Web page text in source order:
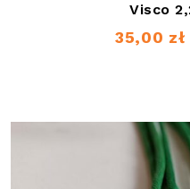
Visco
35,00 zł